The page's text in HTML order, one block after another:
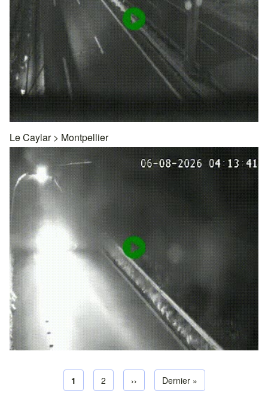
Le Caylar> Montpellier
Paginering
Huidige pagina
1 Pagina
2 Volgende pagina
›› Laatste pagina
Dernier »